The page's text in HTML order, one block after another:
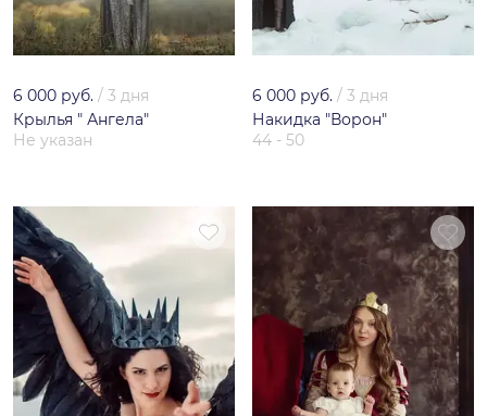
6 000 руб. / 3 дня
Крылья " Ангела"
Не указан
6 000 руб. / 3 дня
Накидка "Ворон"
44 - 50